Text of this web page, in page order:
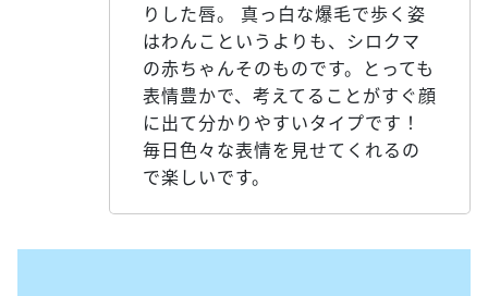
りした唇。 真っ白な爆毛で歩く姿
はわんこというよりも、シロクマ
の赤ちゃんそのものです。とっても
表情豊かで、考えてることがすぐ顔
に出て分かりやすいタイプです！
毎日色々な表情を見せてくれるの
で楽しいです。